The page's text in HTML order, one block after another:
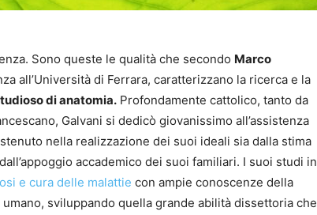
Sono queste le qualità che secondo Marco
all’Università di Ferrara, caratterizzano la ricerca e la
di anatomia. Profondamente cattolico, tanto da
Galvani si dedicò giovanissimo all’assistenza
nella realizzazione dei suoi ideali sia dalla stima
accademico dei suoi familiari. I suoi studi in
e cura delle malattie con ampie conoscenze della
sviluppando quella grande abilità dissettoria che